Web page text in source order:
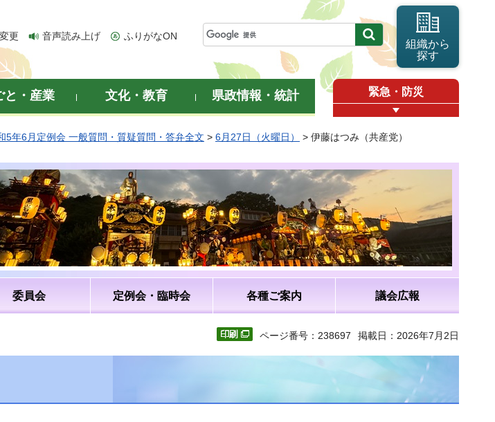
更 音声読み上げ ふりがなON
組織から
探す
と・産業 文化・教育 県政情報・統計 緊急・防災
5年6月定例会 一般質問・質疑質問・答弁全文 > 6月27日（火曜日） > 伊藤はつみ（共産党）
委員会 定例会・臨時会 各種ご案内 議会広報
ページ番号：238697 掲載日：2026年7月2日